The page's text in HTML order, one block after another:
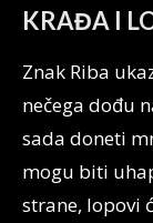
KRAĐA I
Znak Riba
nečega dođu
sada doneti
mogu biti
strane, lopovi